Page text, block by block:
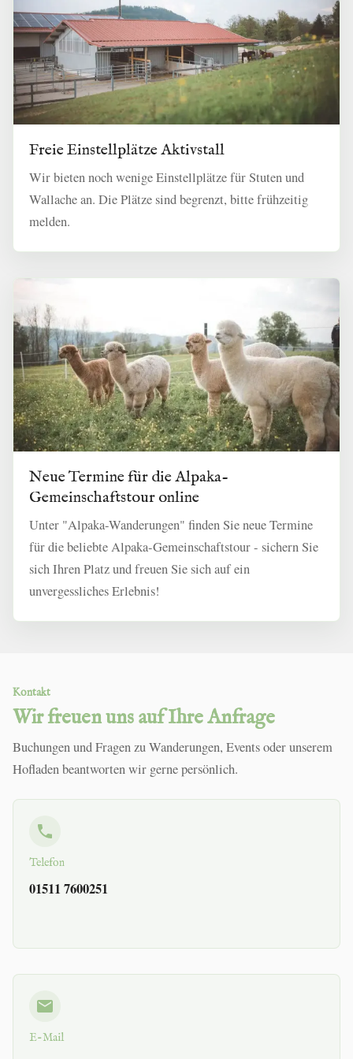
Freie Einstellplätze Aktivstall
Wir bieten noch wenige Einstellplätze für Stuten und
Wallache an. Die Plätze sind begrenzt, bitte frühzeitig
melden.
Neue Termine für die Alpaka-
Gemeinschaftstour online
Unter "Alpaka-Wanderungen" finden Sie neue Termine
für die beliebte Alpaka-Gemeinschaftstour - sichern Sie
sich Ihren Platz und freuen Sie sich auf ein
unvergessliches Erlebnis!
Kontakt
Wir freuen uns auf Ihre Anfrage
Buchungen und Fragen zu Wanderungen, Events oder unserem
Hofladen beantworten wir gerne persönlich.
Telefon
01511 7600251
E-Mail